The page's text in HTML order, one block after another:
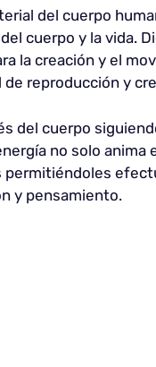
del cuerpo
cuerpo y la vida.
la creación y el
de reproducción y
del cuerpo
no solo
y pensamiento.